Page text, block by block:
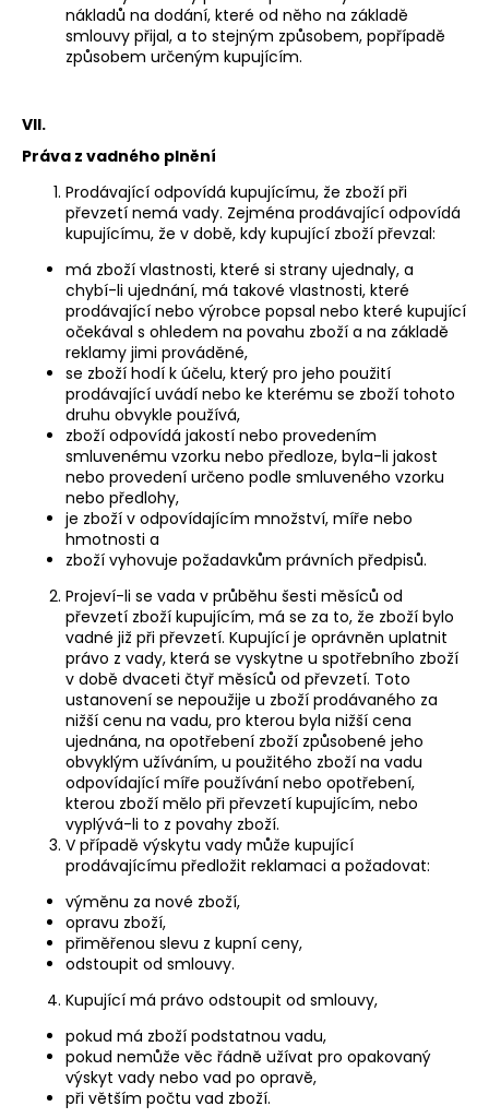
nákladů na dodání, které od něho na základě
smlouvy přijal, a to stejným způsobem, popřípadě
způsobem určeným kupujícím.
VII.
Práva z vadného plnění
Prodávající odpovídá kupujícímu, že zboží při
převzetí nemá vady. Zejména prodávající odpovídá
kupujícímu, že v době, kdy kupující zboží převzal:
má zboží vlastnosti, které si strany ujednaly, a
chybí-li ujednání, má takové vlastnosti, které
prodávající nebo výrobce popsal nebo které kupující
očekával s ohledem na povahu zboží a na základě
reklamy jimi prováděné,
se zboží hodí k účelu, který pro jeho použití
prodávající uvádí nebo ke kterému se zboží tohoto
druhu obvykle používá,
zboží odpovídá jakostí nebo provedením
smluvenému vzorku nebo předloze, byla-li jakost
nebo provedení určeno podle smluveného vzorku
nebo předlohy,
je zboží v odpovídajícím množství, míře nebo
hmotnosti a
zboží vyhovuje požadavkům právních předpisů.
Projeví-li se vada v průběhu šesti měsíců od
převzetí zboží kupujícím, má se za to, že zboží bylo
vadné již při převzetí. Kupující je oprávněn uplatnit
právo z vady, která se vyskytne u spotřebního zboží
v době dvaceti čtyř měsíců od převzetí. Toto
ustanovení se nepoužije u zboží prodávaného za
nižší cenu na vadu, pro kterou byla nižší cena
ujednána, na opotřebení zboží způsobené jeho
obvyklým užíváním, u použitého zboží na vadu
odpovídající míře používání nebo opotřebení,
kterou zboží mělo při převzetí kupujícím, nebo
vyplývá-li to z povahy zboží.
V případě výskytu vady může kupující
prodávajícímu předložit reklamaci a požadovat:
výměnu za nové zboží,
opravu zboží,
přiměřenou slevu z kupní ceny,
odstoupit od smlouvy.
Kupující má právo odstoupit od smlouvy,
pokud má zboží podstatnou vadu,
pokud nemůže věc řádně užívat pro opakovaný
výskyt vady nebo vad po opravě,
při větším počtu vad zboží.